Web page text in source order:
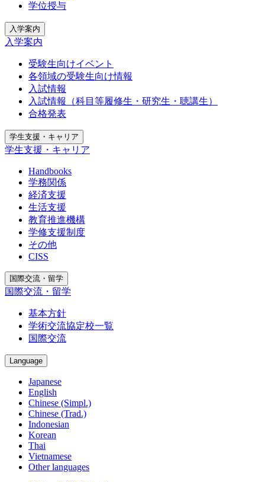
学位授与
入学案内
入学案内
受験生向けイベント
各領域の受験生向け情報
入試情報
入試情報（科目等履修生・研究生・聴講生）
合格発表
学生支援・キャリア
学生支援・キャリア
Handbooks
学務関係
経済支援
生活支援
教育推進機構
学修支援制度
その他
CISS
国際交流・留学
国際交流・留学
基本方針
学術交流協定校一覧
国際交流
Language
Japanese
English
Chinese (Simpl.)
Chinese (Trad.)
Indonesian
Korean
Thai
Vietnamese
Other languages